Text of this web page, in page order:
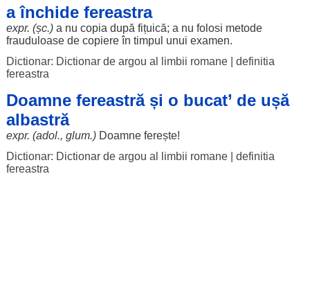
a închide fereastra
expr. (șc.)a nu copia după fițuică; a nu folosi metode
frauduloasede copiereîn timpul unui examen.
Dictionar: Dictionar de argou al limbii romane| definitia
fereastra
Doamne fereastră și o bucat’ de ușă
albastră
expr. (adol., glum.) Doamne ferește!
Dictionar: Dictionar de argou al limbii romane| definitia
fereastra